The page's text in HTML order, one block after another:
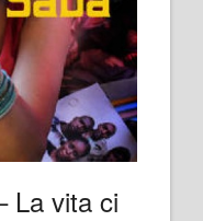
La vita ci